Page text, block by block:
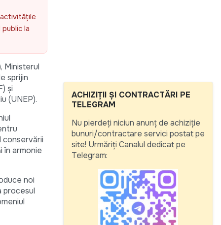
la
Ministerul
sprijin
și
(UNEP).
conservării
în armonie
noi
procesul
ACHIZIȚII ȘI CONTRACTĂRI PE
TELEGRAM
Nu pierdeți niciun anunț de achiziție
bunuri/contractare servici postat pe
site! Urmăriți Canalul dedicat pe
Telegram: